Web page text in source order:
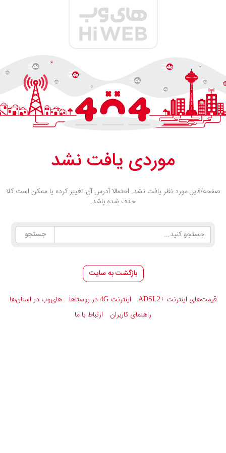
موردی یافت نشد
صفحه/فایل مورد نظر یافت نشد. احتمالا آدرس آن تغییر کرده یا ممکن است کلا
حذف شده باشد.
بازگشت به سایت
قیمت‌های اینترنتADSL2+ اینترنت 4G در روستاها
های‌وب در استان‌ها
راهنمای کاربران
ارتباط با ما